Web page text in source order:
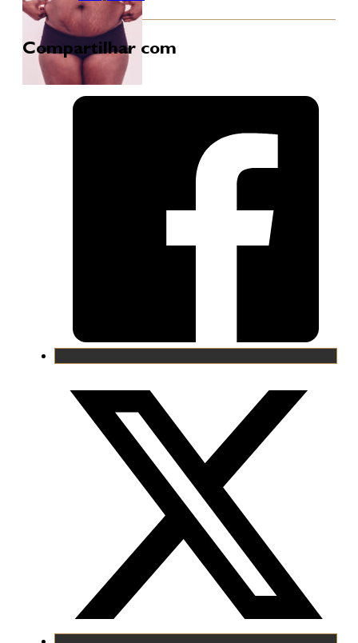
Compartilhar com